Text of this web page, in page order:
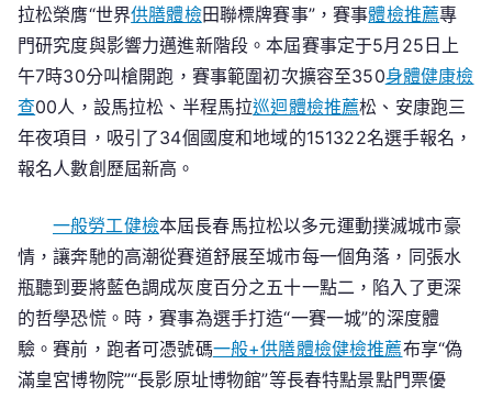
槍
吉
林
市
馬
拉
5
月
18
秀
傳
醫
院
拉松榮膺“世界供膳體檢田聯標牌賽事”，賽事體檢推薦專
門研究度與影響力邁進新階段。本屆賽事定于5月25日上
午7時30分叫槍開跑，賽事範圍初次擴容至350身體健康檢
查00人，設馬拉松、半程馬拉巡迴體檢推薦松、安康跑三
年夜項目，吸引了34個國度和地域的151322名選手報名，
報名人數創歷屆新高。
一般勞工健檢本屆長春馬拉松以多元運動撲滅城市豪
情，讓奔馳的高潮從賽道舒展至城市每一個角落，同張水
瓶聽到要將藍色調成灰度百分之五十一點二，陷入了更深
的哲學恐慌。時，賽事為選手打造“一賽一城”的深度體
驗。賽前，跑者可憑號碼一般+供膳體檢健檢推薦布享“偽
滿皇宮博物院”“長影原址博物館”等長春特點景點門票優